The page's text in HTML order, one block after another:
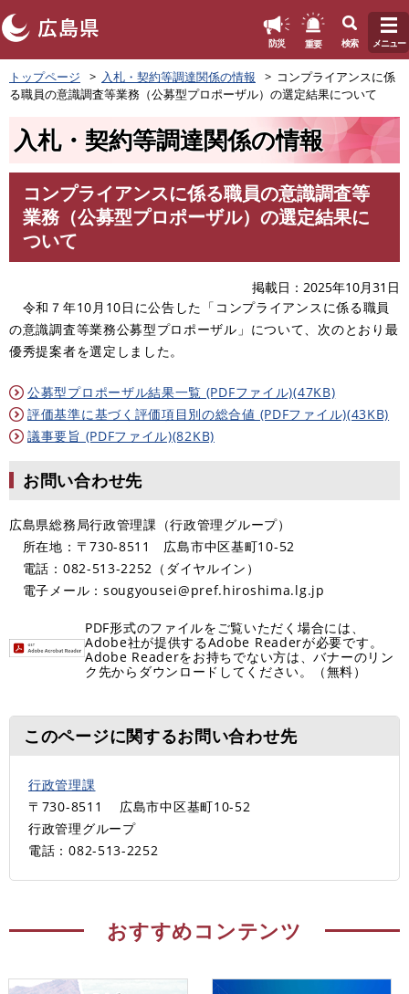
ペ
ー
ジ
防災 重要 検索 メニュー
トップページ 入札・契約等調達関係の情報
コンプライアンスに係
る職員の意識調査等業務（公募型プロポーザル）の選定結果について
入札・契約等調達関係の情報
コンプライアンスに係る職員の意識調査等
業務（公募型プロポーザル）の選定結果に
ついて
掲載日
2025年10月31日
令和７年10月10日に公告した「コンプライアンスに係る職員
の意識調査等業務公募型プロポーザル」について、次のとおり最
優秀提案者を選定しました。
公募型プロポーザル結果一覧 (PDFファイル)(47KB)
評価基準に基づく評価項目別の総合値 (PDFファイル)(43KB)
議事要旨 (PDFファイル)(82KB)
お問い合わせ先
広島県総務局行政管理課（行政管理グループ）
所在地：〒730-8511 広島市中区基町10-52
電話：082-513-2252（ダイヤルイン）
電子メール：sougyousei@pref.hiroshima.lg.jp
PDF形式のファイルをご覧いただく場合には、
Adobe社が提供するAdobe Readerが必要です。
Adobe Readerをお持ちでない方は、バナーのリン
ク先からダウンロードしてください。（無料）
このページに関するお問い合わせ先
行政管理課
〒730-8511
広島市中区基町10-52
行政管理グループ
電話：082-513-2252
おすすめコンテンツ